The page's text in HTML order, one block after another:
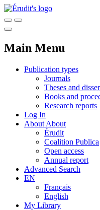
Main Menu
Publication types
Journals
Theses and
Books and
Research reports
Log In
About About
Érudit
Coalition Publica
Open access
Annual report
Advanced Search
EN
Français
English
My Library